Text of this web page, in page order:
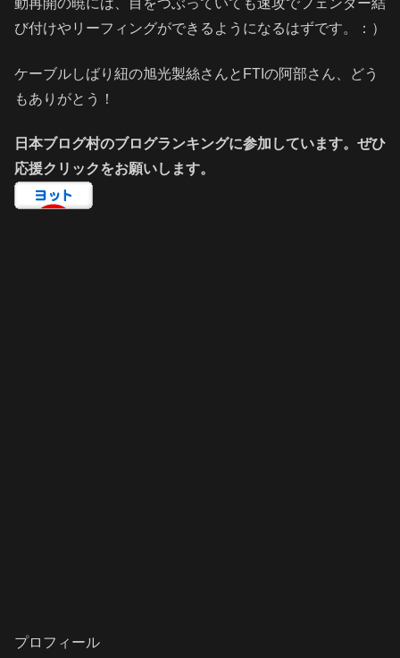
動再開の暁には、目をつぶっていても速攻でフェンダー結
び付けやリーフィングができるようになるはずです。：）
ケーブルしばり紐の旭光製絲さんとFTIの阿部さん、どう
もありがとう！
日本ブログ村のブログランキングに参加しています。ぜひ
応援クリックをお願いします。
プロフィール